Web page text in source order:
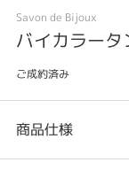
Savon de Bijoux
バイカラー
ご成約済み
商品仕様